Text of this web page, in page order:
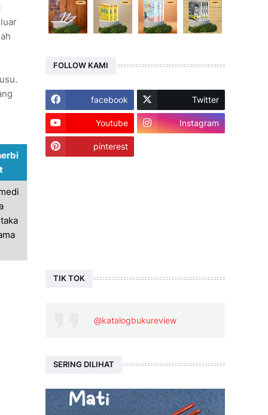
t
FOLLOW KAMI
facebook Twitter
Youtube Instagram
pinterest
TIK TOK
@katalogbukureview
SERING DILIHAT